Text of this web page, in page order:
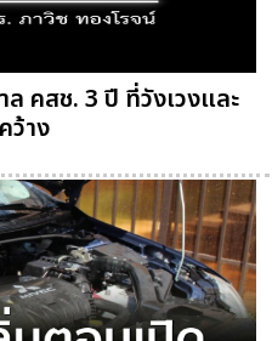
คสช. 3 ปี ที่วังเวงและ
ว้าง